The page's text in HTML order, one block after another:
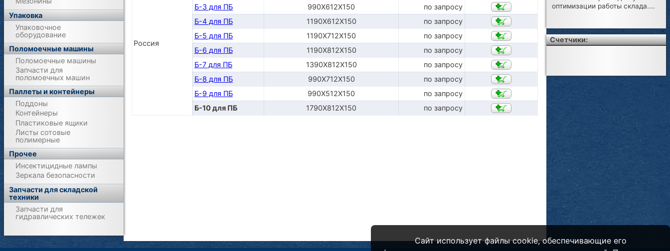
Россия
Б-3 для ПБ
990Х612Х150
по запросу
Б-4 для ПБ
1190Х612Х150
по запросу
Б-5 для ПБ
1190Х712Х150
по запросу
Б-6 для ПБ
1190Х812Х150
по запросу
Б-7 для ПБ
1390Х812Х150
по запросу
Б-8 для ПБ
990Х712Х150
по запросу
Б-9 для ПБ
990Х512Х150
по запросу
Б-10 для ПБ
1790Х812Х150 по запросу
Упаковка
Упаковочное
оборудование
Поломоечные машины
Поломоечные машины
Запчасти для
поломоечных машин
Паллеты и контейнеры
Поддоны
Контейнеры
Пластиковые ящики
Листы сотовые
полимерные
Прочее
Инсектицидные лампы
Зеркала безопасности
Запчасти для складской
техники
Запчасти для
гидравлических тележек
оптимизации работы склада....
Счетчики:
Сайт использует файлы cookie, обеспечивающие его